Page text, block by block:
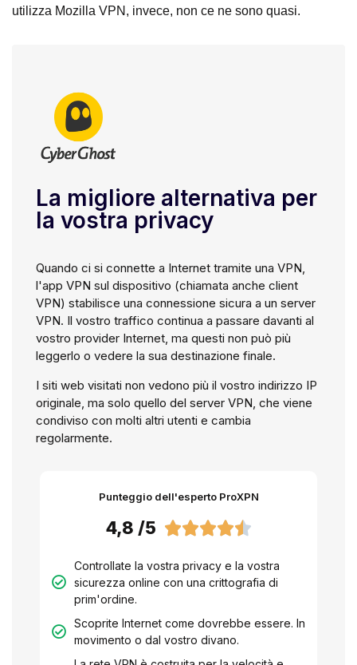
utilizza Mozilla VPN, invece, non ce ne sono quasi.
La migliore alternativa per
la vostra privacy
Quando ci si connette a Internet tramite una VPN,
l'app VPN sul dispositivo (chiamata anche client
VPN) stabilisce una connessione sicura a un server
VPN. Il vostro traffico continua a passare davanti al
vostro provider Internet, ma questi non può più
leggerlo o vedere la sua destinazione finale.
I siti web visitati non vedono più il vostro indirizzo IP
originale, ma solo quello del server VPN, che viene
condiviso con molti altri utenti e cambia
regolarmente.
Punteggio dell'esperto ProXPN
4,8 /5 
Controllate la vostra privacy e la vostra
sicurezza online con una crittografia di
prim'ordine.
Scoprite Internet come dovrebbe essere. In
movimento o dal vostro divano.